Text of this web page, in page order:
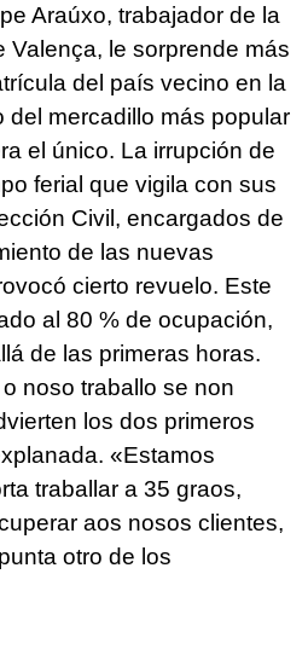
Araúxo, trabajador de la
Valença, le sorprende más
del país vecino en la
del mercadillo más popular
el único. La irrupción de
ferial que vigila con sus
Civil, encargados de
de las nuevas
cierto revuelo. Este
al 80 % de ocupación,
de las primeras horas.
noso traballo se non
los dos primeros
«Estamos
traballar a 35 graos,
aos nosos clientes,
otro de los